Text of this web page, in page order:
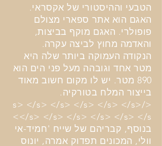
הטבעי וההיסטורי של אקסראי.
האגם הוא אתר ספארי מצולם
פופולרי. האגם מוקף בביצות,
והאדמה מחוץ לביצה עקרה.
הנקודה העמוקה ביותר שלה היא
מטר אחד וגובהה מעל פני הים הוא
890 מטר. יש לו מקום חשוב מאוד
בייצור המלח בטורקיה.
</s> </s> </s> </s> </s> </s>
</s> </s> </s> </s> </s> </s>
בנוסף, קבריהם של שייח 'חמיד-אי
וולי, המכונים תפדוק אמרה, יונוס